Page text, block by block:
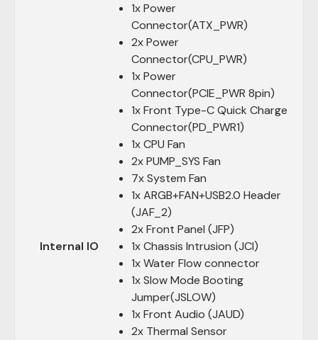
Internal IO
1x Power
Connector(ATX_PWR)
2x Power
Connector(CPU_PWR)
1x Power
Connector(PCIE_PWR 8pin)
1x Front Type-C Quick Charge
Connector(PD_PWR1)
1x CPU Fan
2x PUMP_SYS Fan
7x System Fan
1x ARGB+FAN+USB2.0 Header
(JAF_2)
2x Front Panel (JFP)
1x Chassis Intrusion (JCI)
1x Water Flow connector
1x Slow Mode Booting
Jumper(JSLOW)
1x Front Audio (JAUD)
2x Thermal Sensor